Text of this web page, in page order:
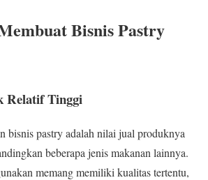
Bisnis Pastry
Relatif Tinggi
bisnis pastry adalah nilai jual produknya
beberapa jenis makanan lainnya.
memang memiliki kualitas tertentu,